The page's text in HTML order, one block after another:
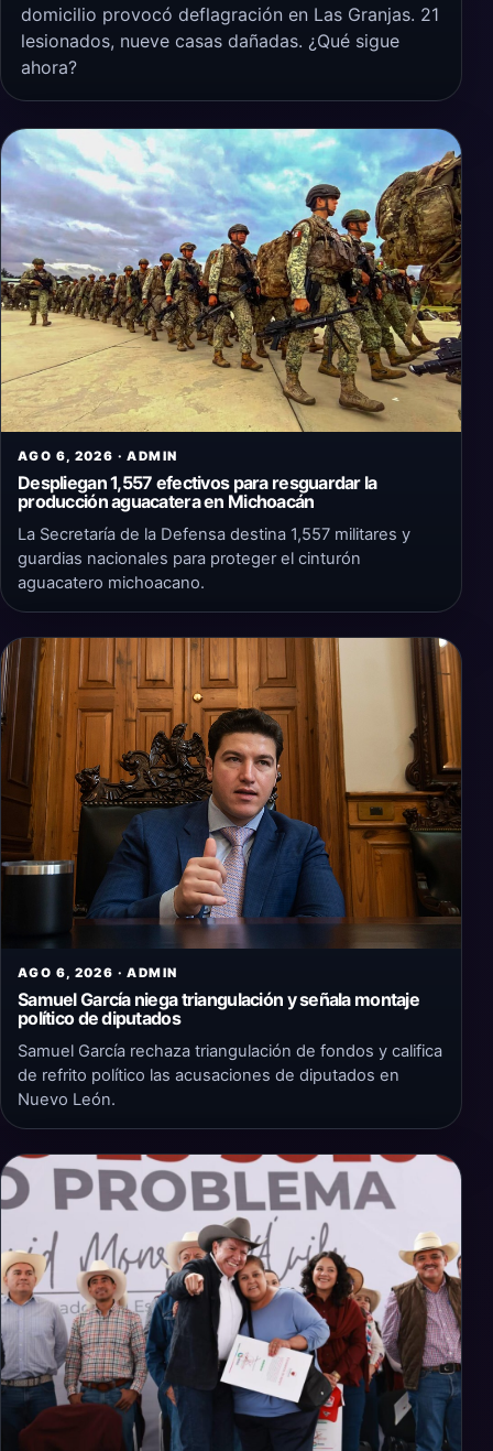
domicilio provocó deflagración en Las Granjas. 21
lesionados, nueve casas dañadas. ¿Qué sigue
ahora?
AGO 6, 2026 · ADMIN
Despliegan 1,557 efectivos para resguardar la
producción aguacatera en Michoacán
La Secretaría de la Defensa destina 1,557 militares y
guardias nacionales para proteger el cinturón
aguacatero michoacano.
AGO 6, 2026 · ADMIN
Samuel García niega triangulación y señala montaje
político de diputados
Samuel García rechaza triangulación de fondos y califica
de refrito político las acusaciones de diputados en
Nuevo León.